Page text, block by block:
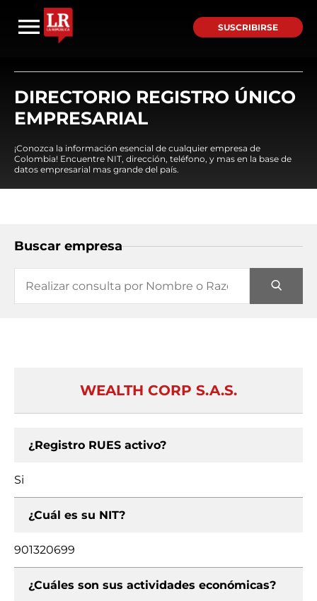
SUSCRIBIRSE
DIRECTORIO REGISTRO ÚNICO
EMPRESARIAL
¡Conozca la información esencial de cualquier empresa de
Colombia! Encuentre NIT, dirección, teléfono, y mas en la base de
datos empresarial mas grande del país.
Buscar empresa
WEALTH CORP S.A.S.
¿Registro RUES activo?
Si
¿Cuál es su NIT?
901320699
¿Cuáles son sus actividades económicas?